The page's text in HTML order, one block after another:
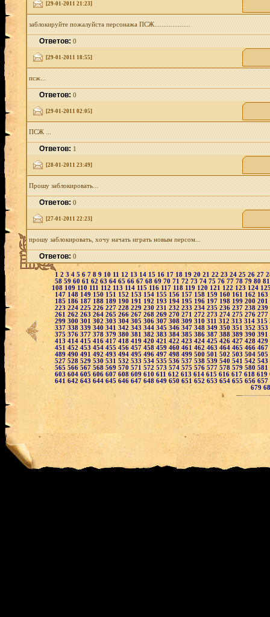
[29-01-2011 21:23]
заблокируйте пожалуйста персонажа ПСЖ....................
Ответов:0
[29-01-2011 18:55]
псж...
Ответов:0
[29-01-2011 02:05]
ПСЖ ...
Ответов:1
[28-01-2011 23:49]
Прошу заблокировать...
Ответов:0
[27-01-2011 22:23]
прошу заблокировать, хочу начать играть новым персом...
Ответов:0
1 2 3 4 5 6 7 8 9 10 11 12 13 14 15 16 17 18 19 20 21 22 23 24 25 26 27
58 59 60 61 62 63 64 65 66 67 68 69 70 71 72 73 74 75 76 77 78 79 80
108 109 110 111 112 113 114 115 116 117 118 119 120 121 122 123 124
147 148 149 150 151 152 153 154 155 156 157 158 159 160 161 162 163
185186 187 188 189 190 191 192 193 194 195 196 197 198 199 200 201
223 224 225 226 227 228 229 230 231 232 233 234 235 236 237 238 239
261 262 263 264 265 266 267 268 269 270 271 272 273 274 275 276 277
299 300 301 302 303 304 305 306 307 308 309 310 311 312 313 314 315
337 338 339 340 341 342 343 344 345 346 347 348 349 350 351 352 353
375376 377 378 379 380 381 382 383 384 385 386 387 388 389 390 391
413 414 415 416 417 418 419 420 421 422 423 424 425 426 427 428 429
451 452 453 454 455 456 457 458 459 460 461 462 463 464 465 466 467
489 490 491 492 493 494 495 496 497 498 499 500 501 502 503 504 505
527 528 529 530 531 532 533 534 535 536 537 538 539 540 541 542 543
565 566 567 568 569 570 571 572 573 574 575 576 577 578 579 580 581
603 604 605 606 607 608 609 610 611 612613 614 615 616 617 618 619
641 642 643 644 645 646 647 648 649 650 651 652 653 654 655 656 657
679